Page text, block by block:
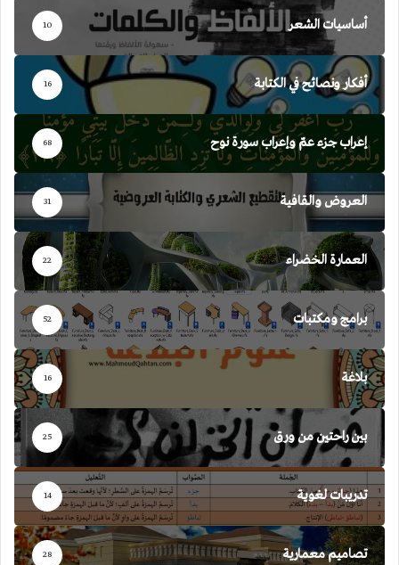
أساسيات الشعر 10
أفكار ونصائح في الكتابة 16
إعراب جزء عمّ وإعراب سورة نوح 68
العروض والقافية 31
العمارة الخضراء 22
برامج ومكتبات 52
بلاغة 16
بين راحتين من ورق 25
تدريبات لغوية 14
تصاميم معمارية 28